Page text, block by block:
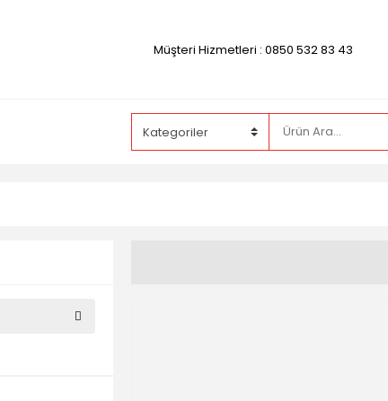
Müşteri Hizmetleri : 0850 532 83 43